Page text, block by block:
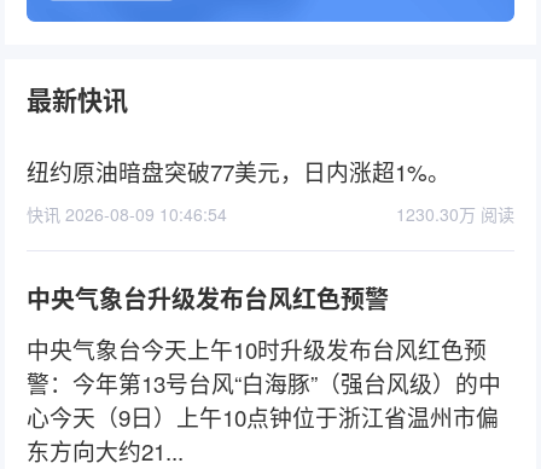
最新快讯
纽约原油暗盘突破77美元，日内涨超1%。
快讯 2026-08-09 10:46:54 1230.30万 阅读
中央气象台升级发布台风红色预警
中央气象台今天上午10时升级发布台风红色预
警：今年第13号台风“白海豚”（强台风级）的中
心今天（9日）上午10点钟位于浙江省温州市偏
东方向大约21...